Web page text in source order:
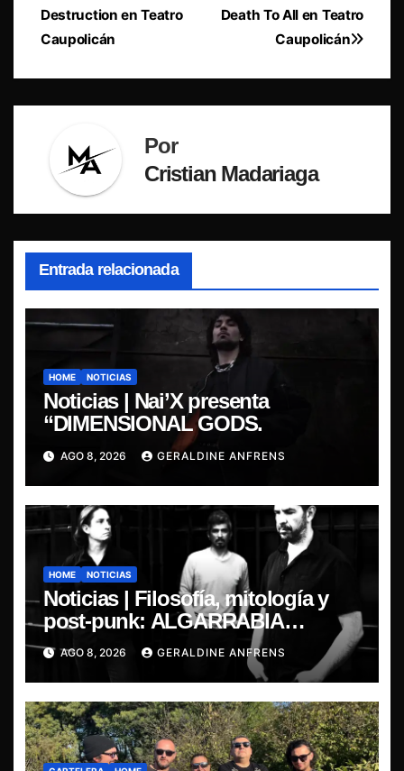
de
Death To All en Teatro
Caupolicán
Destruction en Teatro
Caupolicán
Por
Cristian Madariaga
Entrada relacionada
HOME NOTICIAS
Noticias | Nai’X presenta
“DIMENSIONAL GODS.
AGO 8, 2026 GERALDINE ANFRENS
HOME NOTICIAS
Noticias | Filosofía, mitología y
post-punk: ALGARRABIA
presenta “Cantos de Sirena”
AGO 8, 2026 GERALDINE ANFRENS